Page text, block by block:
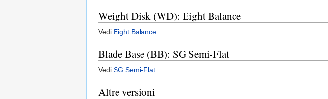
Weight Disk (WD): Eight Balance
Vedi Eight Balance
Blade Base (BB): SG Semi-Flat
Vedi SG Semi-Flat
Altre versioni